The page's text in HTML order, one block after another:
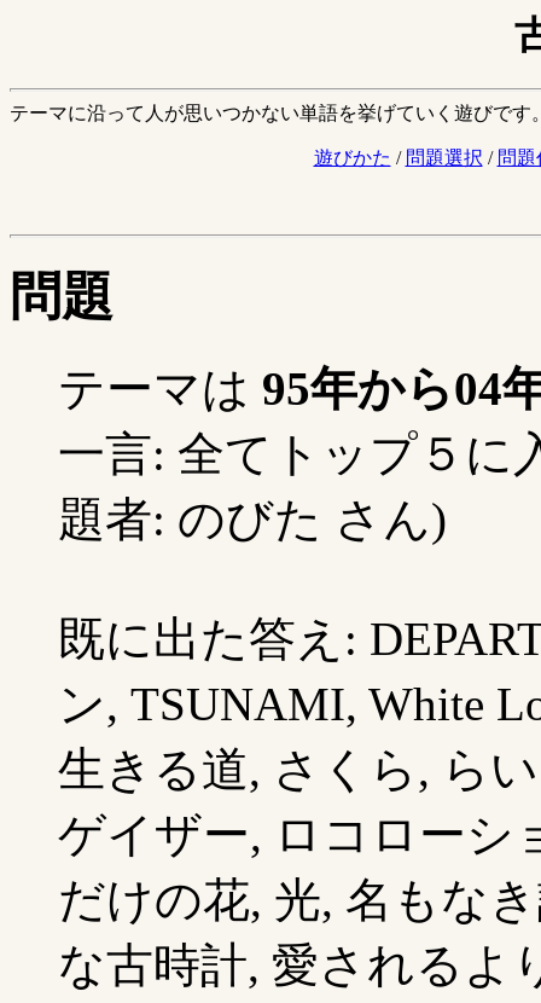
テーマに沿って人が思いつかない単語を挙げていく遊びです
遊びかた / 問題選択 / 問題
問題
テーマは 95年から04
一言: 全てトップ５に
題者: のびた さん)
既に出た答え:
ン, TSUNAMI, White
生きる道, さくら, ら
ゲイザー, ロコローシ
だけの花, 光, 名もな
な古時計, 愛されるよ